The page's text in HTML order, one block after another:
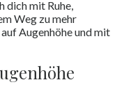
dich mit Ruhe,
Weg zu mehr
Augenhöhe und mit